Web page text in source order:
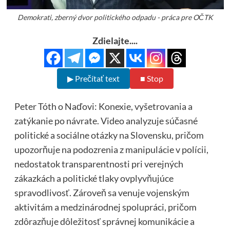
Demokrati, zberný dvor politického odpadu - práca pre OČTK
Zdielajte....
▶ Prečítať text ■ Stop
Peter Tóth o Naďovi: Konexie, vyšetrovania a
zatýkanie po návrate. Video analyzuje súčasné
politické a sociálne otázky na Slovensku, pričom
upozorňuje na podozrenia z manipulácie v polícii,
nedostatok transparentnosti pri verejných
zákazkách a politické tlaky ovplyvňujúce
spravodlivosť. Zároveň sa venuje vojenským
aktivitám a medzinárodnej spolupráci, pričom
zdôrazňuje dôležitosť správnej komunikácie a